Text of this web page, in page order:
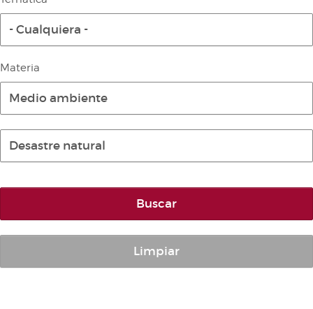
Diario de la Diputación Permanente
Informe BOC
Publicaciones no oficiales
Anuario de Derecho Parlamentario
Cortes Forales
Otras publicaciones
- Cualquiera -
Materia
Medio ambiente
Desastre natural
Buscar
Limpiar